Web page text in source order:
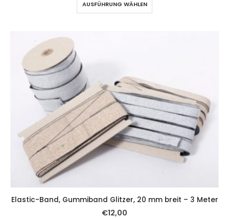
AUSFÜHRUNG WÄHLEN
Elastic-Band, Gummiband Glitzer, 20 mm breit – 3 Meter
€12,00